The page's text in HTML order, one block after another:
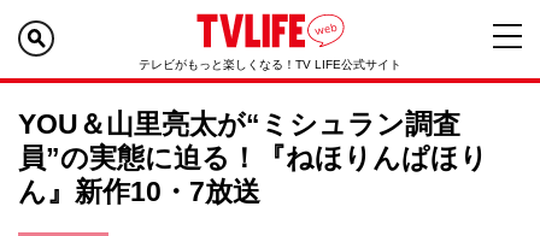
テレビがもっと楽しくなる！TV LIFE公式サイト
YOU＆山里亮太が“ミシュラン調査
員”の実態に迫る！『ねほりんぱほり
ん』新作10・7放送